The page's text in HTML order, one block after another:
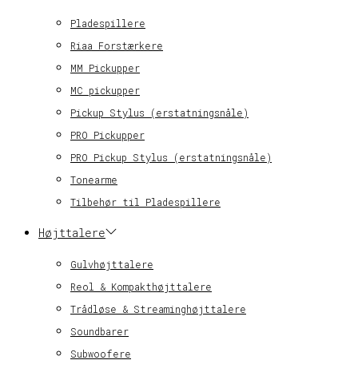
Pladespillere
Riaa Forstærkere
MM Pickupper
MC pickupper
Pickup Stylus (erstatningsnåle)
PRO Pickupper
PRO Pickup Stylus (erstatningsnåle)
Tonearme
Tilbehør til Pladespillere
Højttalere
Gulvhøjttalere
Reol & Kompakthøjttalere
Trådløse & Streaminghøjttalere
Soundbarer
Subwoofere